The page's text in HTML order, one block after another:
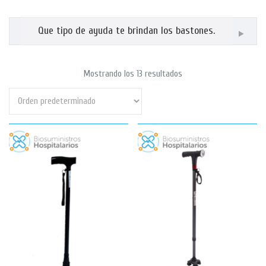
Que tipo de ayuda te brindan los bastones.
Mostrando los 13 resultados